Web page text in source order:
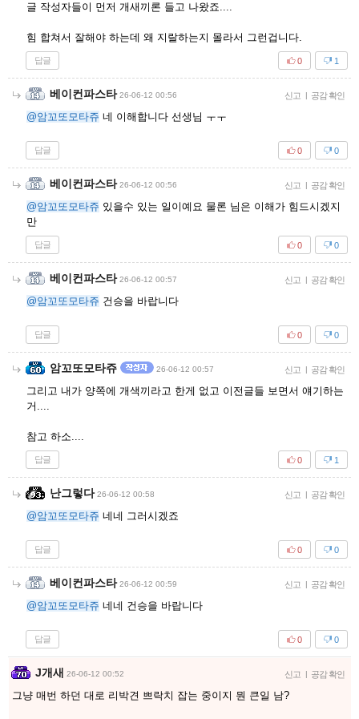
글 작성자들이 먼저 개새끼론 들고 나왔죠....
힘 합쳐서 잘해야 하는데 왜 지랄하는지 몰라서 그런겁니다.
답글 1
0
베이컨파스타 26-06-12 00:56 신고 | 공감 확인
@암꼬또모타쥬 네 이해합니다 선생님 ㅜㅜ
답글 0
0
베이컨파스타 26-06-12 00:56 신고 | 공감 확인
@암꼬또모타쥬 있을수 있는 일이예요 물론 님은 이해가 힘드시겠지
만
답글 0
0
베이컨파스타 26-06-12 00:57 신고 | 공감 확인
@암꼬또모타쥬 건승을 바랍니다
답글 0
0
암꼬또모타쥬 26-06-12 00:57 신고 | 공감 확인
그리고 내가 양쪽에 개색끼라고 한게 없고 이전글들 보면서 얘기하는
거....
참고 하소....
답글 1
0
난그렇다 26-06-12 00:58 신고 | 공감 확인
@암꼬또모타쥬 네네 그러시겠죠
답글 0
0
베이컨파스타 26-06-12 00:59 신고 | 공감 확인
@암꼬또모타쥬 네네 건승을 바랍니다
답글 0
0
J개새 26-06-12 00:52 신고 | 공감 확인
그냥 매번 하던 대로 리박견 쁘락치 잡는 중이지 뭔 큰일 남?